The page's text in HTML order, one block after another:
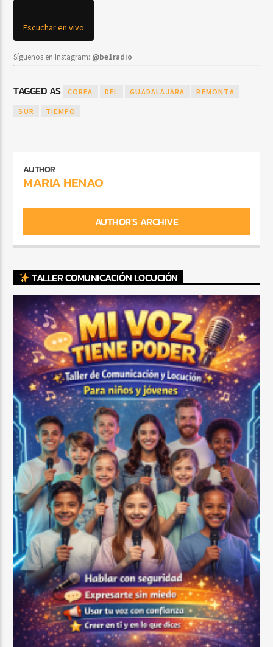
Escuchar en vivo
Síguenos en Instagram: @be1radio
TAGGED AS COREA DEL GUADALAJARA REMONTA
SUR TIEMPO
AUTHOR
MARIA HENAO
AUTHOR'S ARCHIVE
TALLER COMUNICACIÓN LOCUCIÓN